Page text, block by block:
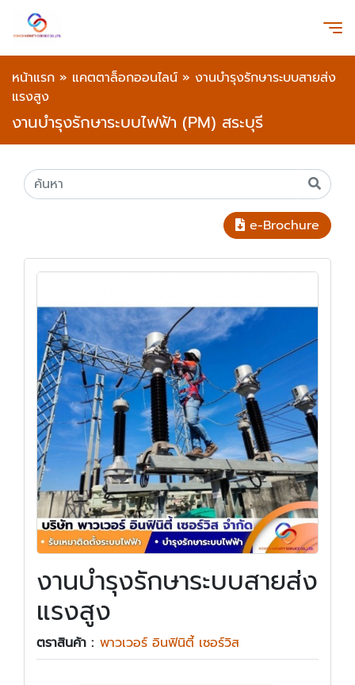
หน้าแรก » แคตตาล็อกออนไลน์ » งานบำรุงรักษาระบบสายส่ง
แรงสูง
งานบำรุงรักษาระบบไฟฟ้า (PM) สระบุรี
e-Brochure
งานบำรุงรักษาระบบสายส่ง
แรงสูง
ตราสินค้า : พาวเวอร์ อินฟินิตี้ เซอร์วิส